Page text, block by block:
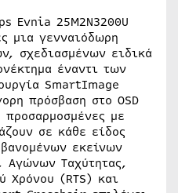
Evnia 25M2N3200U
μια γενναιόδωρη
σχεδιασμένων ειδικά
έναντι των
SmartImage
πρόσβαση στο OSD
με
σε κάθε είδος
εκείνων
Αγώνων Ταχύτητας,
Χρόνου (RTS) και